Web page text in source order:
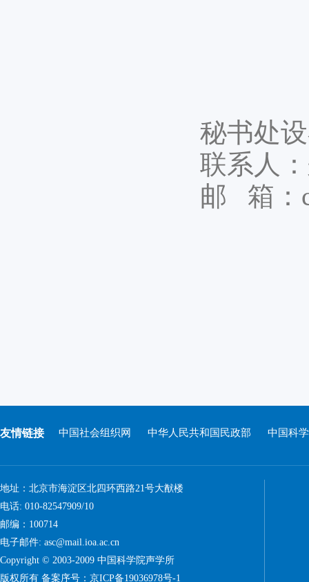
秘书处
联系人
邮 箱：
友情链接 中国社会组织网 中华人民共和国民政部 中国科
地址：北京市海淀区北四环西路21号大猷楼
电话: 010-82547909/10
邮编：100714
电子邮件: asc@mail.ioa.ac.cn
Copyright © 2003-2009 中国科学院声学所
版权所有 备案序号： 京ICP备19036978号-1